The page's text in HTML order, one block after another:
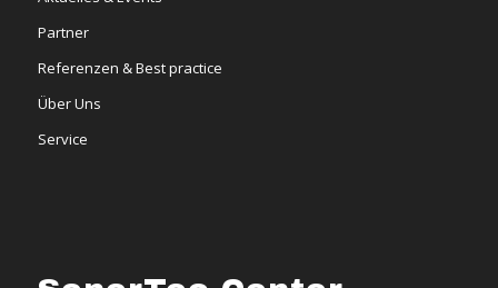
Partner
Referenzen & Best practice
Über Uns
Service